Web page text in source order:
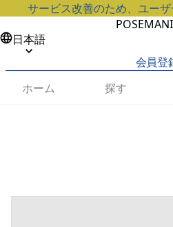
サービス改善のため、ユー
日本語
会員登
ホーム
探す